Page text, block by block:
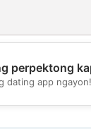
perpektong
dating app ngayon!